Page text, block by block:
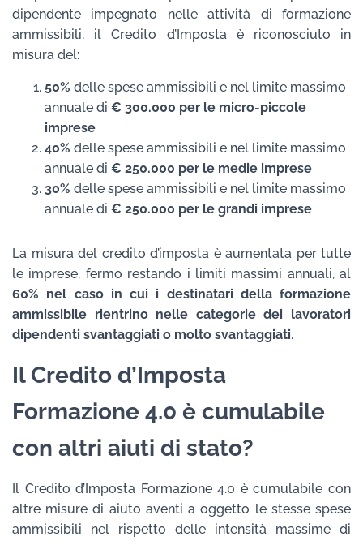
dipendente impegnato nelle attività di formazione
ammissibili, il Credito d’Imposta è riconosciuto in
misura del:
50% delle spese ammissibili e nel limite massimo
annuale di € 300.000 per le micro-piccole
imprese
40% delle spese ammissibili e nel limite massimo
annuale di € 250.000 per le medie imprese
30% delle spese ammissibili e nel limite massimo
annuale di € 250.000 per le grandi imprese
La misura del credito d’imposta è aumentata per tutte
le imprese, fermo restando i limiti massimi annuali, al
60% nel caso in cui i destinatari della formazione
ammissibile rientrino nelle categorie dei lavoratori
dipendenti svantaggiati o molto svantaggiati.
Il Credito d’Imposta
Formazione 4.0 è cumulabile
con altri aiuti di stato?
Il Credito d’Imposta Formazione 4.0 è cumulabile con
altre misure di aiuto aventi a oggetto le stesse spese
ammissibili nel rispetto delle intensità massime di